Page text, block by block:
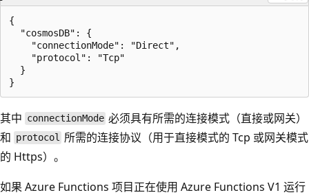
{
  "cosmosDB": {
    "connectionMode": "Direct",
    "protocol": "Tcp"
  }
其中 connectionMode 必须具有所需的连接模式（直接或网关）
和 protocol 所需的连接协议（用于直接模式的 Tcp 或网关模式
的 Https）。
如果 Azure Functions 项目正在使用 Azure Functions V1 运行